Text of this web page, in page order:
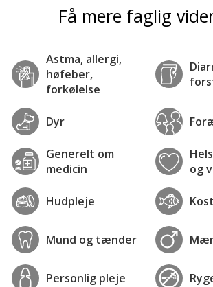
Få mere faglig
Astma, allergi,
høfeber,
forkølelse
Dyr
Generelt om
medicin
og
Hudpleje
Mund og tænder
Personlig pleje